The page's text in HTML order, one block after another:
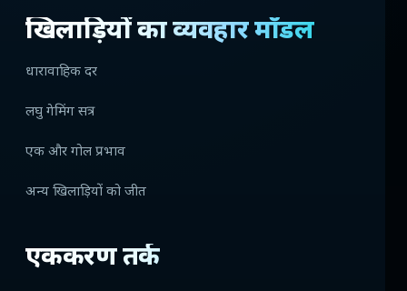
खिलाड़ियों का व्यवहार मॉडल
धारावाहिक दर
लघु गेमिंग सत्र
एक और गोल प्रभाव
अन्य खिलाड़ियों को जीत
एकीकरण तर्क